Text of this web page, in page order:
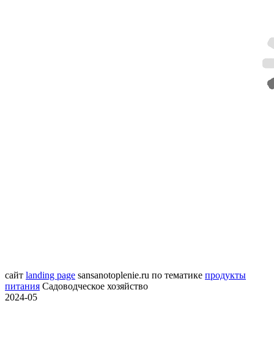
сайт landing page sansanotoplenie.ru по тематике продукты
питания Садоводческое хозяйство
2024-05